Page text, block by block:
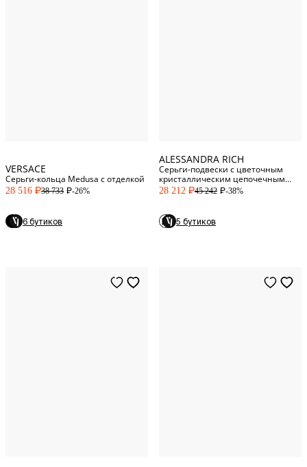
VERSACE
Серьги-кольца Medusa с отделкой
28 516 P38 733 P-26%
6 бутиков
ALESSANDRA RICH
Серьги-подвески с цветочным
кристаллическим цепочечным
дизайном
28 212 P45 242 P-38%
5 бутиков